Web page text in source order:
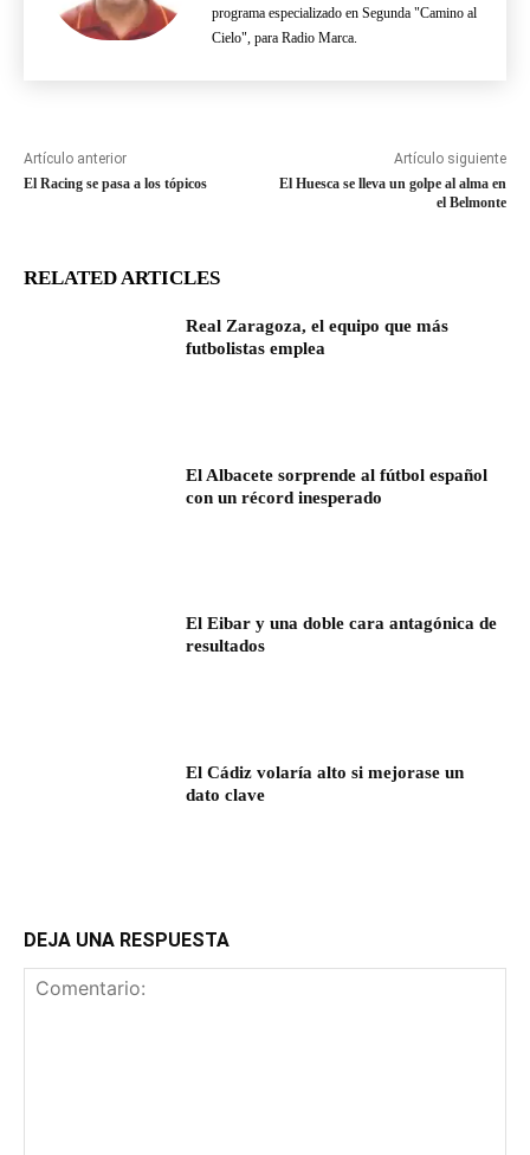
programa especializado en Segunda "Camino al
Cielo", para Radio Marca.
Artículo anterior
El Racing se pasa a los tópicos
Artículo siguiente
El Huesca se lleva un golpe al alma en
el Belmonte
RELATED ARTICLES
Real Zaragoza, el equipo que más
futbolistas emplea
El Albacete sorprende al fútbol español
con un récord inesperado
El Eibar y una doble cara antagónica de
resultados
El Cádiz volaría alto si mejorase un
dato clave
DEJA UNA RESPUESTA